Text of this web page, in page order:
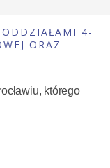
ODDZIAŁAMI 4-
ORAZ
którego